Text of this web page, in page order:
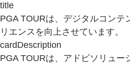
title
PGA TOURは、デジタルコンテ
リエンスを向上させています。
cardDescription
PGA TOURは、アドビソリュー